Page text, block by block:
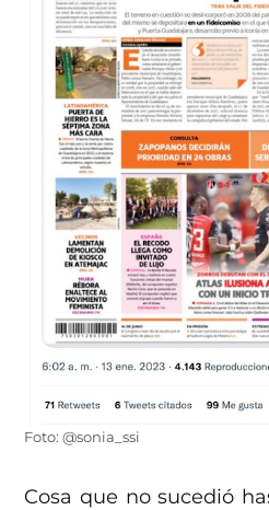
Foto: @sonia_ssi
Cosa que no sucedió